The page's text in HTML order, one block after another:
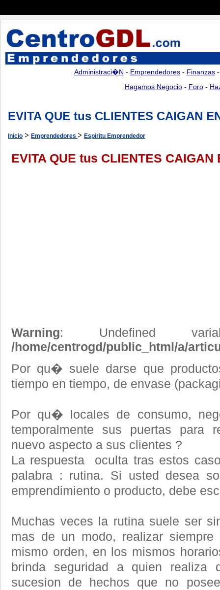
Administraci�n - Emprendedores- Finanzas
Hagamos Negocio- Foro-
EVITA QUE tus CLIENTES CAIGAN
Inicio > Emprendedores > Espiritu Emprendedor
EVITA QUE tus CLIENTES
Warning: Undefined
/home/centrogd/public_html/a/
Por qu� suele darse que
tiempo en tiempo, de envase
Por qu� locales de consumo,
temporalmente sus puertas para
nuevo aspecto a sus clientes ?
La respuesta oculta tras estos
palabra : rutina. Si usted desea
emprendimiento o producto, debe
Muchas veces la rutina suele ser
mas de un modo, realizar
mismo orden, en los mismos
brinda seguridad a quien realiza
sucesion de hechos que no